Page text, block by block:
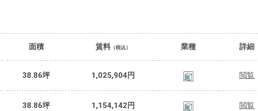
面積 賃料 （税込） 業種 詳細
38.86坪 1,025,904円 閲覧
38.86坪 1,154,142円 閲覧